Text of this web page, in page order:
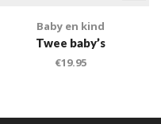
Baby en kind
Twee baby’s
€19.95